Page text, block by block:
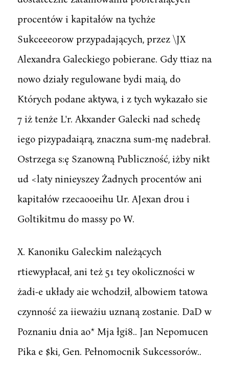
procentów i kapitałów na tychże
Sukceeeorow przypadających, przez \JX
Alexandra Galeckiego pobierane. Gdy ttiaz na
nowo działy regulowane bydi maią, do
Których podane aktywa, i z tych wykazało sie
7 iż tenże L'r. Akxander Galecki nad schedę
iego pizypadaiąrą, znaczna sum-mę nadebrał.
Ostrzega s:ę Szanowną Publiczność, iżby nikt
ud <laty ninieyszey Żadnych procentów ani
kapitałów rzecaooeihu Ur. AJexan drou i
Goltikitmu do massy po W.
X. Kanoniku Galeckim należących
rtiewypłacał, ani też 51 tey okoliczności w
żadi-e układy aie wchodził, albowiem tatowa
czynność za iieważiu uznaną zostanie. DaD w
Poznaniu dnia ao* Mja łgi8.. Jan Nepomucen
Pika e $ki, Gen. Pełnomocnik Sukcessorów..